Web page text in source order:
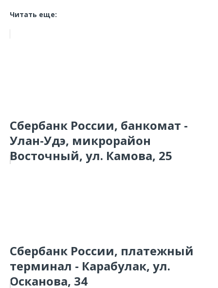
Читать еще:
Сбербанк России, банкомат -
Улан-Удэ, микрорайон
Восточный, ул. Камова, 25
Сбербанк России, платежный
терминал - Карабулак, ул.
Осканова, 34